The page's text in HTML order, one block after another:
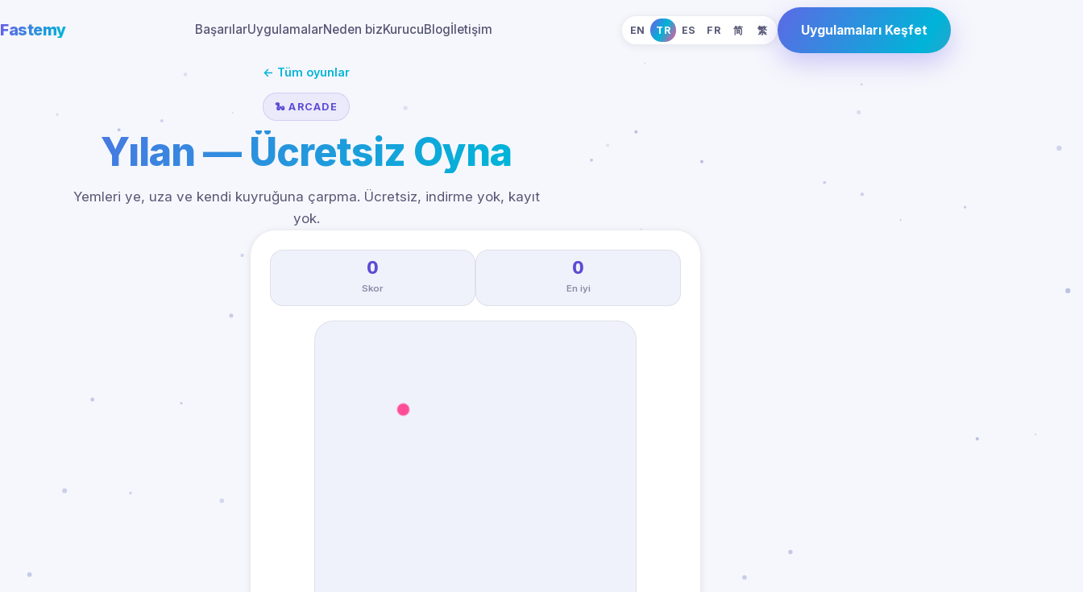
Fastemy BaşarılarUygulamalarNeden bizKurucuBlogİletişim EN TR ES FR 简 繁 Uygulamaları Keşfet
← Tüm oyunlar
🐍 ARCADE
Yılan — Ücretsiz Oyna
Yemleri ye, uza ve kendi kuyruğuna çarpma. Ücretsiz, indirme yok, kayıt
yok.
0
Skor
0
En iyi